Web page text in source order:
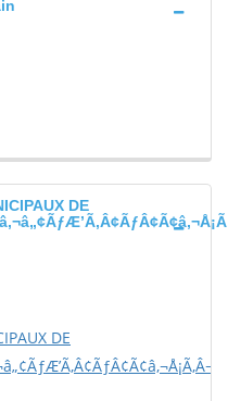
DE
DE